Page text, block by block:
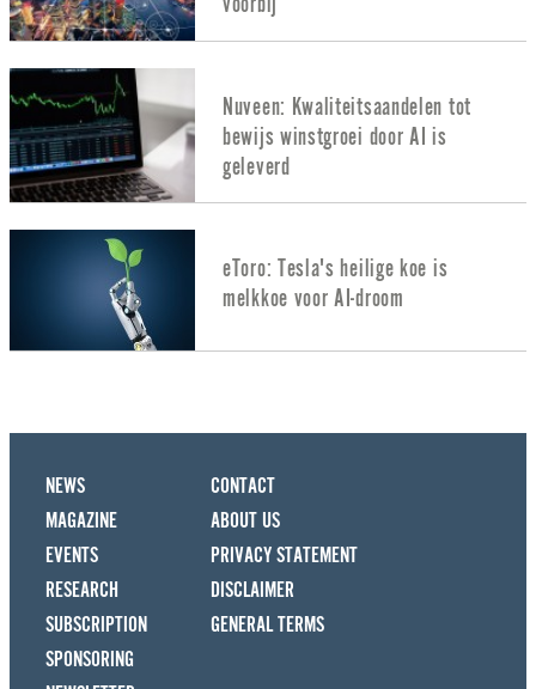
Nuveen: Kwaliteitsaandelen tot
bewijs winstgroei door AI is
geleverd
eToro: Tesla's heilige koe is
melkkoe voor AI-droom
NEWS
MAGAZINE
EVENTS
RESEARCH
SUBSCRIPTION
SPONSORING
CONTACT
ABOUT US
PRIVACY STATEMENT
DISCLAIMER
GENERAL TERMS